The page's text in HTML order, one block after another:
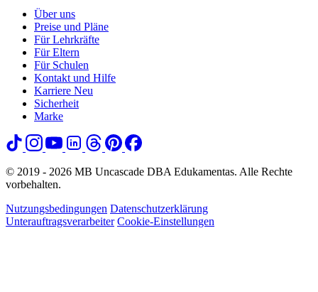
Über uns
Preise und Pläne
Für Lehrkräfte
Für Eltern
Für Schulen
Kontakt und Hilfe
Karriere Neu
Sicherheit
Marke
© 2019 - 2026 MB Uncascade DBA Edukamentas. Alle Rechte
vorbehalten.
Nutzungsbedingungen Datenschutzerklärung
Unterauftragsverarbeiter Cookie-Einstellungen